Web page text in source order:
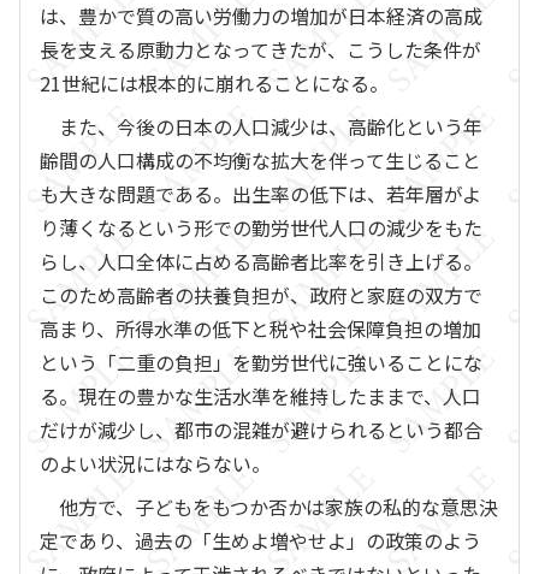
は、豊かで質の高い労働力の増加が日本経済の高成
長を支える原動力となってきたが、こうした条件が
21世紀には根本的に崩れることになる。
また、今後の日本の人口減少は、高齢化という年
齢間の人口構成の不均衡な拡大を伴って生じること
も大きな問題である。出生率の低下は、若年層がよ
り薄くなるという形での勤労世代人口の減少をもた
らし、人口全体に占める高齢者比率を引き上げる。
このため高齢者の扶養負担が、政府と家庭の双方で
高まり、所得水準の低下と税や社会保障負担の増加
という「二重の負担」を勤労世代に強いることにな
る。現在の豊かな生活水準を維持したままで、人口
だけが減少し、都市の混雑が避けられるという都合
のよい状況にはならない。
他方で、子どもをもつか否かは家族の私的な意思決
定であり、過去の「生めよ増やせよ」の政策のよう